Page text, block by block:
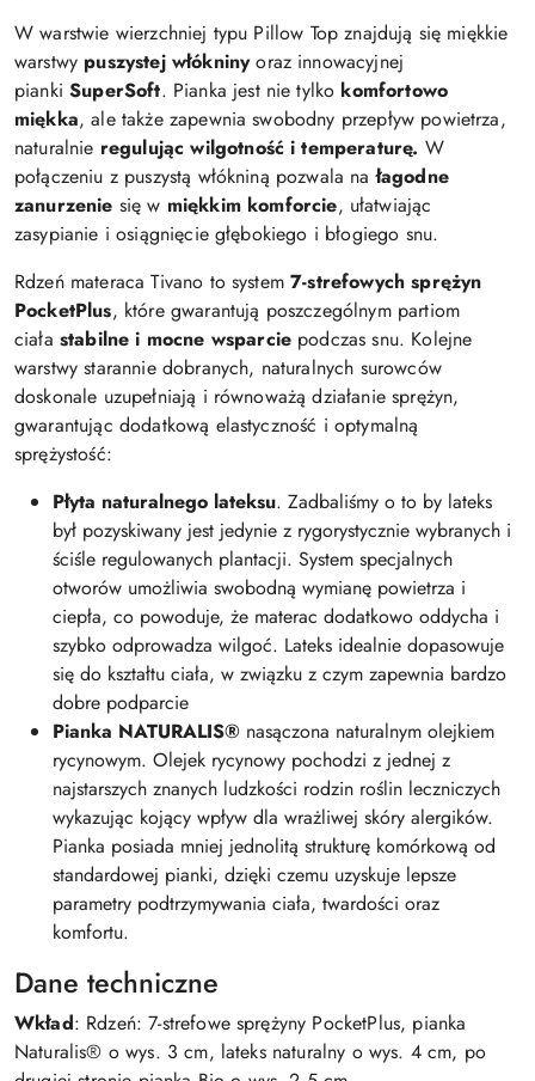
W warstwie wierzchniej typu Pillow Top znajdują się miękkie
warstwy puszystej włókniny oraz innowacyjnej
pianki SuperSoft. Pianka jest nie tylko komfortowo
miękka, ale także zapewnia swobodny przepływ powietrza,
naturalnie regulując wilgotność i temperaturę. W
połączeniu z puszystą włókniną pozwala na łagodne
zanurzenie się w miękkim komforcie, ułatwiając
zasypianie i osiągnięcie głębokiego i błogiego snu.
Rdzeń materaca Tivano to system 7-strefowych sprężyn
PocketPlus, które gwarantują poszczególnym partiom
ciała stabilne i mocne wsparcie podczas snu. Kolejne
warstwy starannie dobranych, naturalnych surowców
doskonale uzupełniają i równoważą działanie sprężyn,
gwarantując dodatkową elastyczność i optymalną
sprężystość:
Płyta naturalnego lateksu. Zadbaliśmy o to by lateks
był pozyskiwany jest jedynie z rygorystycznie wybranych i
ściśle regulowanych plantacji. System specjalnych
otworów umożliwia swobodną wymianę powietrza i
ciepła, co powoduje, że materac dodatkowo oddycha i
szybko odprowadza wilgoć. Lateks idealnie dopasowuje
się do kształtu ciała, w związku z czym zapewnia bardzo
dobre podparcie
Pianka NATURALIS® nasączona naturalnym olejkiem
rycynowym. Olejek rycynowy pochodzi z jednej z
najstarszych znanych ludzkości rodzin roślin leczniczych
wykazując kojący wpływ dla wrażliwej skóry alergików.
Pianka posiada mniej jednolitą strukturę komórkową od
standardowej pianki, dzięki czemu uzyskuje lepsze
parametry podtrzymywania ciała, twardości oraz
komfortu.
Dane techniczne
Wkład: Rdzeń: 7-strefowe sprężyny PocketPlus, pianka
Naturalis® o wys. 3 cm, lateks naturalny o wys. 4 cm, po